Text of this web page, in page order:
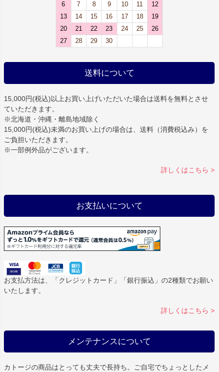
6
7 8 9 10 11
12
13
14 15 16 17 18
19
20
21 22 23 24 25
26
27
28 29 30
送料について
15,000円(税込)以上お買い上げいただいた場合は送料を無料とさせ
ていただきます。
※北海道・沖縄・離島地域除く
15,000円(税込)未満のお買い上げの場合は、送料（消費税込み）を
ご負担いただきます。
※一部例外品がございます。
詳しくはこちら >
お支払いについて
お支払方法は、「クレジットカード」「銀行振込」の2種類でお願い
いたします。
詳しくはこちら >
メンテナンスについて
カトージの商品はとっても丈夫で長持ち。ご自宅でちょっとしたメ